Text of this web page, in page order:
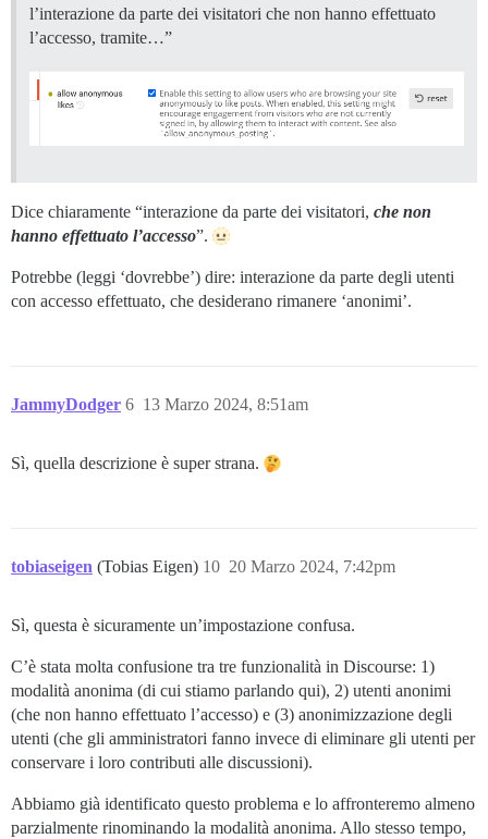
l’interazione da parte dei visitatori che non hanno effettuato
l’accesso, tramite…”
Dice chiaramente “interazione da parte dei visitatori, che non
hanno effettuato l’accesso”.
Potrebbe (leggi ‘dovrebbe’) dire: interazione da parte degli utenti
con accesso effettuato, che desiderano rimanere ‘anonimi’.
JammyDodger 13 Marzo 2024, 8:51am
6
Sì, quella descrizione è super strana.
tobiaseigen (Tobias Eigen) 20 Marzo 2024, 7:42pm
10
Sì, questa è sicuramente un’impostazione confusa.
C’è stata molta confusione tra tre funzionalità in Discourse: 1)
modalità anonima (di cui stiamo parlando qui), 2) utenti anonimi
(che non hanno effettuato l’accesso) e (3) anonimizzazione degli
utenti (che gli amministratori fanno invece di eliminare gli utenti per
conservare i loro contributi alle discussioni).
Abbiamo già identificato questo problema e lo affronteremo almeno
parzialmente rinominando la modalità anonima. Allo stesso tempo,